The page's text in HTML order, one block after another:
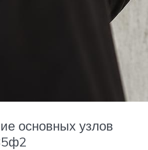
основных узлов